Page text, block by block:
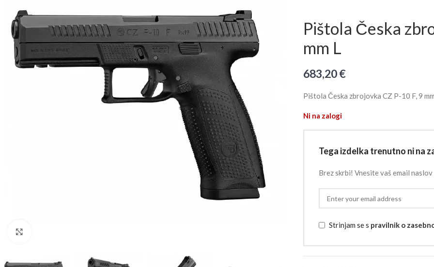
Pištola Česka
mm L
683,20€
Pištola Česka zbrojovka CZ P-10 F, 9
Ni na zalogi
Tega izdelka trenutno ni na
Brez skrbi! Vnesite vaš email
Strinjam se s pravilnik o